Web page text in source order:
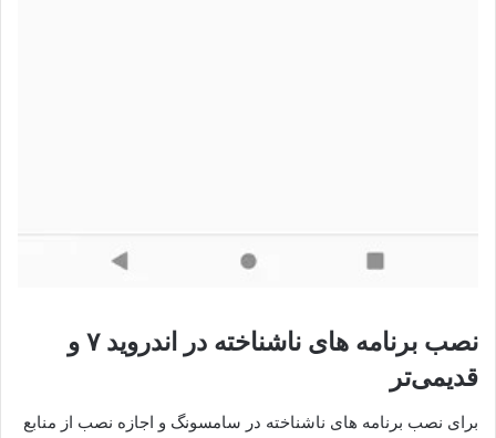
نصب برنامه های ناشناخته در اندروید ۷ و
قدیمی‌تر
برای نصب برنامه های ناشناخته در سامسونگ و اجازه نصب از منابع